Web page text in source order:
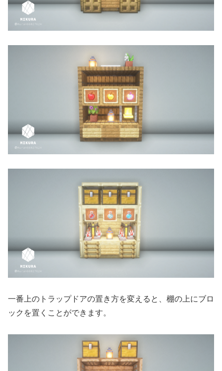
一番上のトラップドアの置き方を変えると、棚の上にブロ
ックを置くことができます。